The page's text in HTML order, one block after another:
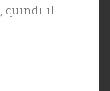
, quindi il